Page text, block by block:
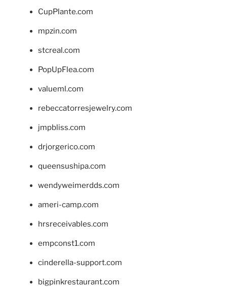
CupPlante.com
mpzin.com
stcreal.com
PopUpFlea.com
valueml.com
rebeccatorresjewelry.com
jmpbliss.com
drjorgerico.com
queensushipa.com
wendyweimerdds.com
ameri-camp.com
hrsreceivables.com
empconst1.com
cinderella-support.com
bigpinkrestaurant.com